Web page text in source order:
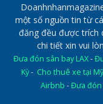
một số nguồn tin từ
đăng đều được trích
chi tiết xin vui
Đưa đón sân bay LAX-
Kỳ- Cho thuê xe tại Mỹ
Airbnb -Đưa đón